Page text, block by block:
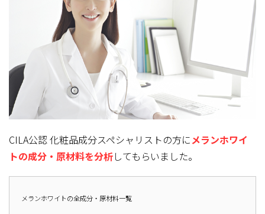
CILA公認 化粧品成分スペシャリストの方にメランホワイ
トの成分・原材料を分析してもらいました。
メランホワイトの全成分・原材料一覧